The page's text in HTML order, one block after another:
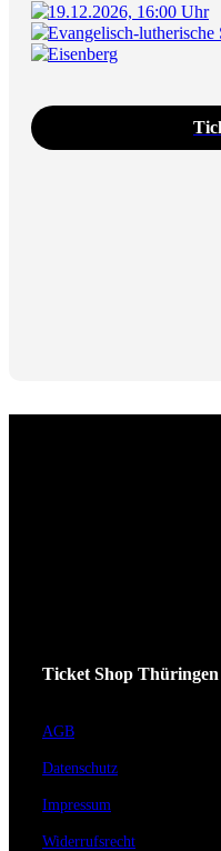
19.12.2026, 16:00 Uhr
Evangelisch-
Eisenberg
Ticket Shop Thüringen
AGB
Datenschutz
Impressum
Widerrufsrecht